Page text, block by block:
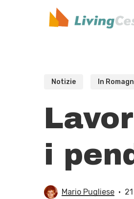
Notizie In
i
Mario Pugliese